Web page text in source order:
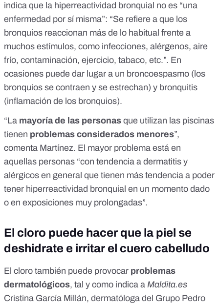
indica que la hiperreactividad bronquial no es “una
enfermedad por sí misma”: “Se refiere a que los
bronquios reaccionan más de lo habitual frente a
muchos estímulos, como infecciones, alérgenos, aire
frío, contaminación, ejercicio, tabaco, etc.”. En
ocasiones puede dar lugar a un broncoespasmo (los
bronquios se contraen y se estrechan) y bronquitis
(inflamación de los bronquios).
“La mayoría de las personas que utilizan las piscinas
tienen problemas considerados menores”,
comenta Martínez. El mayor problema está en
aquellas personas “con tendencia a dermatitis y
alérgicos en general que tienen más tendencia a poder
tener hiperreactividad bronquial en un momento dado
o en exposiciones muy prolongadas”.
El cloro puede hacer que la piel se
deshidrate e irritar el cuero cabelludo
El cloro también puede provocar problemas
dermatológicos, tal y como indica a Maldita.es
Cristina García Millán, dermatóloga del Grupo Pedro